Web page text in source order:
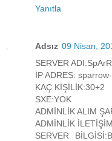
Yanıtla
Adsız 09 Nisan,
SERVER
İP ADRES:
KAÇ KİŞİLİK:30+2
SXE:YOK
ADMİNLİK ALIM
ADMİNLİK
SERVER